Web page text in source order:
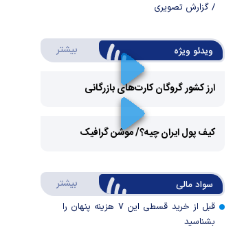
/ گزارش تصویری
ویدئو ویژه بیشتر درباره ویدئو ویژه
ارز کشور گروگان کارت‌های بازرگانی
Video
کیف پول ایران چیه؟/ موشن گرافیک
سواد مالی بیشتر درباره سواد مالی
قبل از خرید قسطی این ۷ هزینه پنهان را
بشناسید